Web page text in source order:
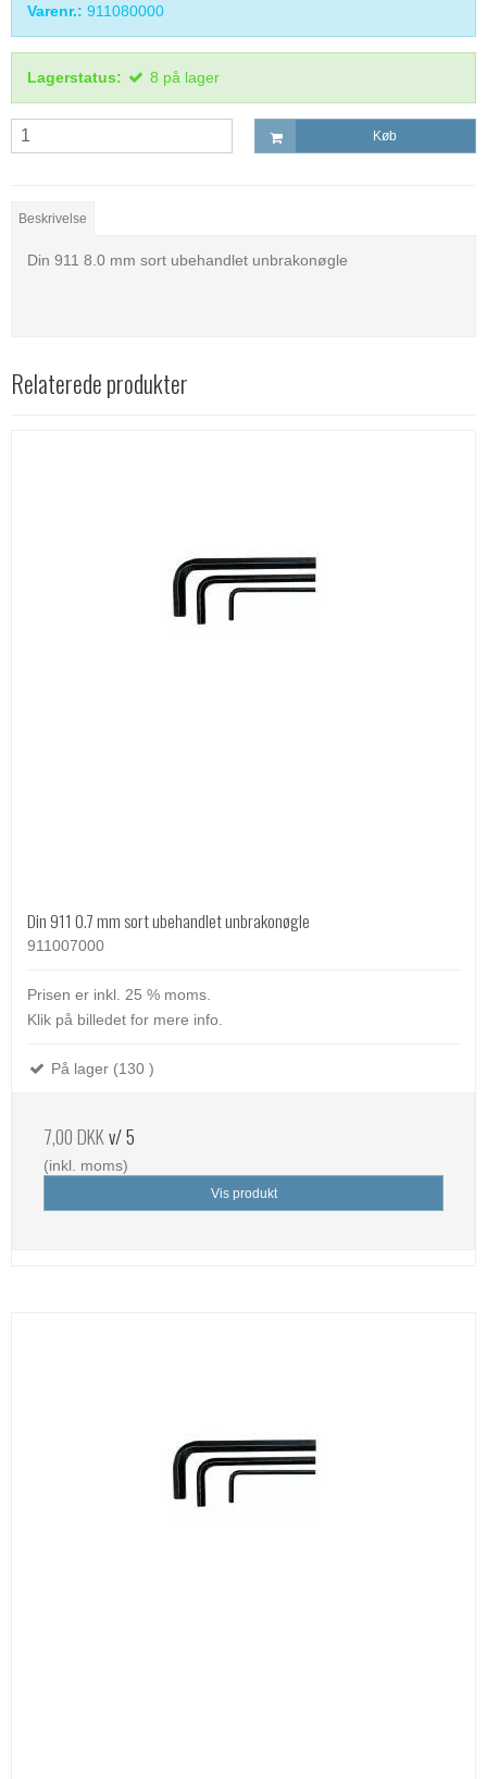
Varenr.: 911080000
Lagerstatus: 8 på lager
Køb
Beskrivelse
Din 911 8.0 mm sort ubehandlet unbrakonøgle
Relaterede produkter
Din 911 0.7 mm sort ubehandlet unbrakonøgle
911007000
Prisen er inkl. 25 % moms.
Klik på billedet for mere info.
På lager (130 )
7,00 DKKv/ 5
(inkl. moms)
Vis produkt